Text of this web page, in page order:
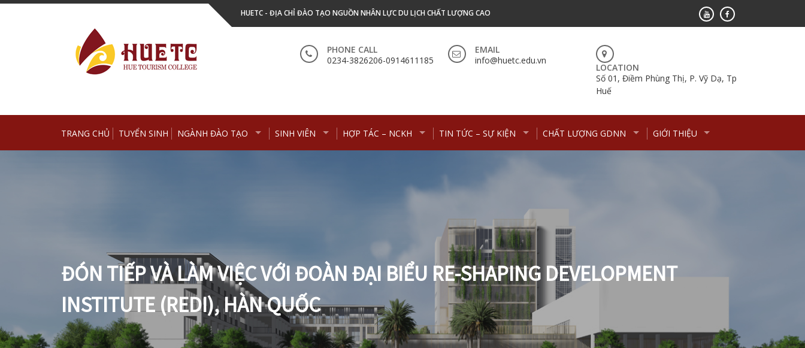
Skip
HUETC - ĐỊA CHỈ ĐÀO TẠO NGUỒN NHÂN LỰC DU LỊCH CHẤT LƯỢNG CAO
PHONE CALL
0234-3826206-0914611185
EMAIL
info@huetc.edu.vn
LOCATION
Số 01, Điềm Phùng Thị, P. Vỹ Dạ, Tp
Huế
TRANG CHỦ TUYỂN SINH NGÀNH ĐÀO TẠO SINH VIÊN HỢP TÁC – NCKH TIN TỨC – SỰ KIỆN CHẤT LƯỢNG GDNN GIỚI THIỆU
ĐÓN TIẾP VÀ LÀM VIỆC VỚI ĐOÀN ĐẠI BIỂU RE-SHAPING DEVELOPMENT
INSTITUTE (REDI), HÀN QUỐC